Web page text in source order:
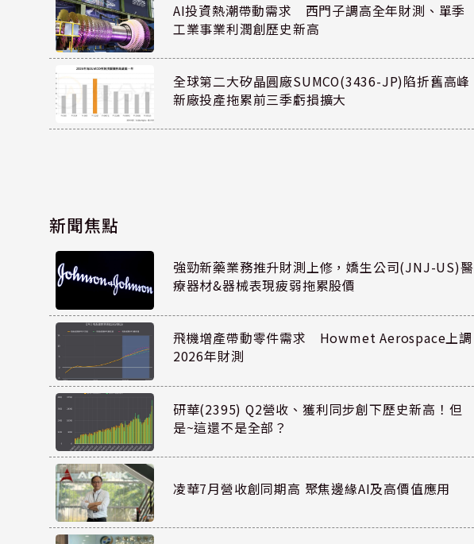
AI投資熱潮帶動需求 西門子調高全年財測、單季
工業事業利潤創歷史新高
全球第二大矽晶圓廠SUMCO(3436-JP)陷折舊高峰
新廠投產拖累前三季虧損擴大
新聞焦點
強勁新藥業務推升財測上修，嬌生公司(JNJ-US)醫
療器材&器械表現疲弱拖累股價
飛機增產帶動零件需求 Howmet Aerospace上調
2026年財測
研華(2395) Q2營收、獲利同步創下歷史新高！但
是~這還不是全部？
凌華7月營收創同期高 聚焦邊緣AI及高價值應用